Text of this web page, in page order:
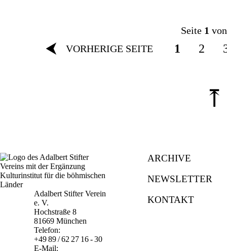
Seite 1
⮜ VORHERIGE SEITE 1 2
⤒
Adalbert Stifter Verein
e. V.
Hochstraße 8
81669 München
Telefon:
+49 89 / 62 27 16 - 30
E-Mail:
ARCHIVE
NEWSLETTER
KONTAKT